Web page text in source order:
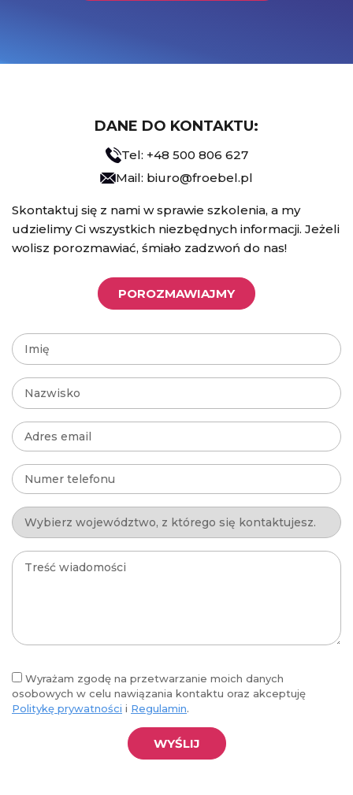
DANE DO KONTAKTU:
Tel: +48 500 806 627
Mail: biuro@froebel.pl
Skontaktuj się z nami w sprawie szkolenia, a my
udzielimy Ci wszystkich niezbędnych informacji. Jeżeli
wolisz porozmawiać, śmiało zadzwoń do nas!
POROZMAWIAJMY
Wyrażam zgodę na przetwarzanie moich danych
osobowych w celu nawiązania kontaktu oraz akceptuję
Politykę prywatności i Regulamin.